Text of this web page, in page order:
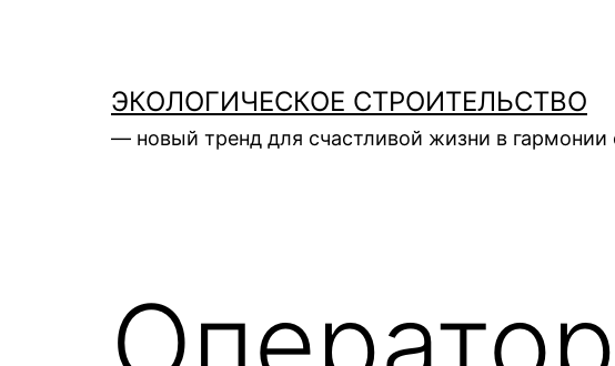
содержимомуЭКОЛОГИЧЕСКОЕ СТРОИТЕЛЬСТВО
— новый тренд для счастливой жизни в гармонии